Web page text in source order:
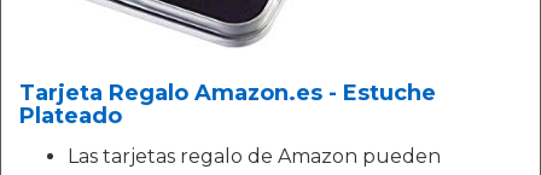
Tarjeta Regalo Amazon.es - Estuche
Plateado
Las tarjetas regalo de Amazon pueden